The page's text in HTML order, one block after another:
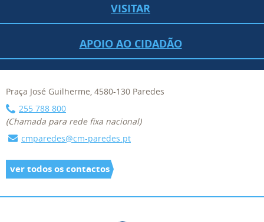
VISITAR
APOIO AO CIDADÃO
Praça José Guilherme, 4580-130 Paredes
255 788 800
(Chamada para rede fixa nacional)
cmparedes@cm-paredes.pt
ver todos os contactos